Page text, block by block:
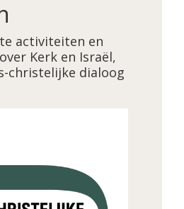
activiteiten en
Kerk en Israël,
christelijke dialoog